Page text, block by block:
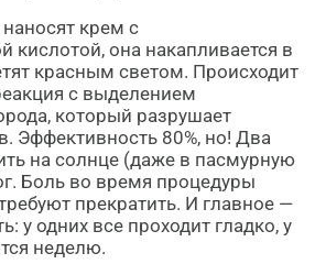
крем с
кислотой, она накапливается в
красным светом. Происходит
с выделением
который разрушает
Эффективность 80%, но! Два
на солнце (даже в пасмурную
Боль во время процедуры
прекратить. И главное —
у одних все проходит гладко, у
неделю.